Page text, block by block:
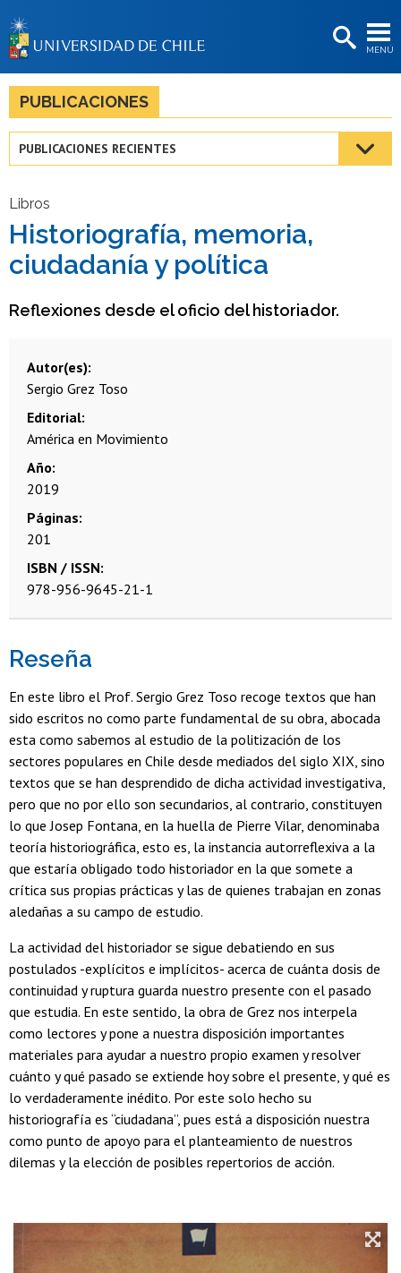
MENÚ
BIBLIOTECAS
LA UNIVERSIDAD
Estudiantes
Funcionarias/os
Egresadas/os
PUBLICACIONES
PUBLICACIONES RECIENTES
Libros
Historiografía, memoria,
ciudadanía y política
Reflexiones desde el oficio del historiador.
Autor(es)
Sergio Grez Toso
Editorial
América en Movimiento
Año
2019
Páginas
201
ISBN / ISSN
978-956-9645-21-1
Reseña
En este libro el Prof. Sergio Grez Toso recoge textos que han
sido escritos no como parte fundamental de su obra, abocada
esta como sabemos al estudio de la politización de los
sectores populares en Chile desde mediados del siglo XIX, sino
textos que se han desprendido de dicha actividad investigativa,
pero que no por ello son secundarios, al contrario, constituyen
lo que Josep Fontana, en la huella de Pierre Vilar, denominaba
teoría historiográfica, esto es, la instancia autorreflexiva a la
que estaría obligado todo historiador en la que somete a
crítica sus propias prácticas y las de quienes trabajan en zonas
aledañas a su campo de estudio.
La actividad del historiador se sigue debatiendo en sus
postulados -explícitos e implícitos- acerca de cuánta dosis de
continuidad y ruptura guarda nuestro presente con el pasado
que estudia. En este sentido, la obra de Grez nos interpela
como lectores y pone a nuestra disposición importantes
materiales para ayudar a nuestro propio examen y resolver
cuánto y qué pasado se extiende hoy sobre el presente, y qué es
lo verdaderamente inédito. Por este solo hecho su
historiografía es “ciudadana”, pues está a disposición nuestra
como punto de apoyo para el planteamiento de nuestros
dilemas y la elección de posibles repertorios de acción.